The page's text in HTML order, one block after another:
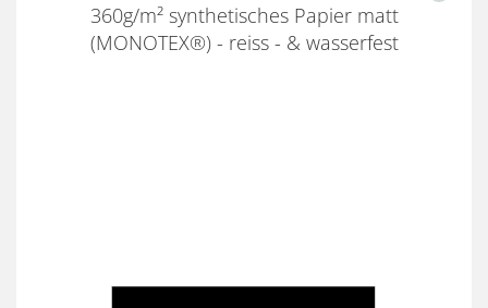
360g/m² synthetisches Papier matt
(MONOTEX®) - reiss - & wasserfest